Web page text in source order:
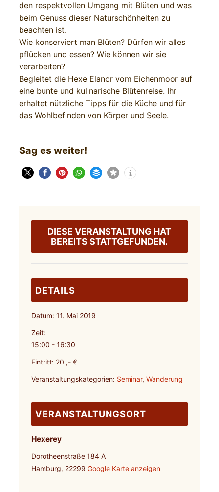
den respektvollen Umgang mit Blüten und was
beim Genuss dieser Naturschönheiten zu
beachten ist.
Wie konserviert man Blüten? Dürfen wir alles
pflücken und essen? Wie können wir sie
verarbeiten?
Begleitet die Hexe Elanor vom Eichenmoor auf
eine bunte und kulinarische Blütenreise. Ihr
erhaltet nützliche Tipps für die Küche und für
das Wohlbefinden von Körper und Seele.
Sag es weiter!
DIESE VERANSTALTUNG HAT
BEREITS STATTGEFUNDEN.
DETAILS
Datum: 11. Mai 2019
Zeit:
15:00 - 16:30
Eintritt: 20 ,- €
Veranstaltungskategorien: Seminar,Wanderung
VERANSTALTUNGSORT
Hexerey
Dorotheenstraße 184 A
Hamburg, 22299 Google Karte anzeigen